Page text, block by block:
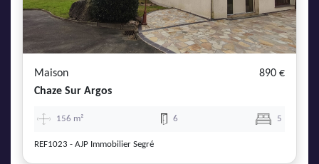
Maison
890 €
Chaze Sur Argos
156 m² 6 5
REF1023 - AJP Immobilier Segré